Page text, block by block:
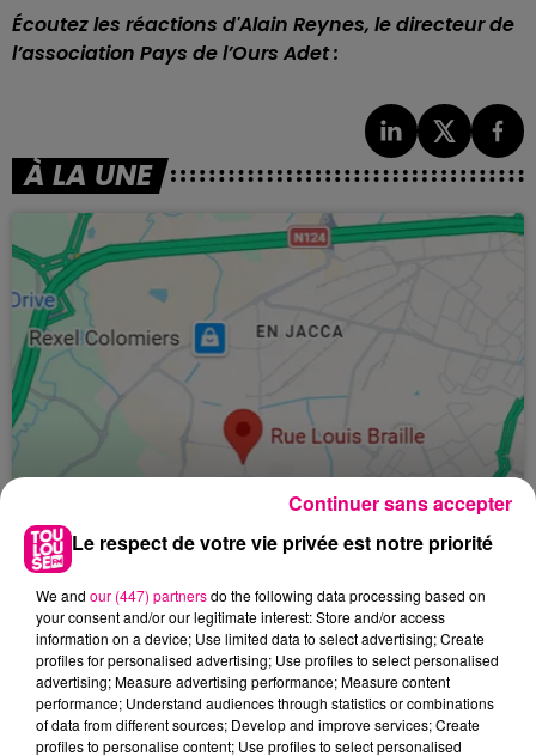
Écoutez les réactions d'Alain Reynes, le directeur de
l’association Pays de l’Ours Adet :
À LA UNE
24 juillet 2026
Incendie à Plaisance-du-Touch : des
habitations évacuées face à...
Le respect de votre vie privée est notre priorité
We and our (447) partnersdo the following data processing based on
your consent and/or our legitimate interest: Store and/or access
information on a device; Use limited data to select advertising; Create
profiles for personalised advertising; Use profiles to select personalised
advertising; Measure advertising performance; Measure content
performance; Understand audiences through statistics or combinations
of data from different sources; Develop and improve services; Create
profiles to personalise content; Use profiles to select personalised
Continuer sans accepter